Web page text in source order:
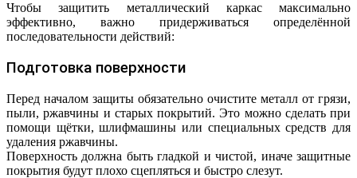
Чтобы защитить металлический каркас максимально
эффективно, важно придерживаться определённой
последовательности действий:
Подготовка поверхности
Перед началом защиты обязательно очистите металл от грязи,
пыли, ржавчины и старых покрытий. Это можно сделать при
помощи щётки, шлифмашины или специальных средств для
удаления ржавчины.
Поверхность должна быть гладкой и чистой, иначе защитные
покрытия будут плохо сцепляться и быстро слезут.